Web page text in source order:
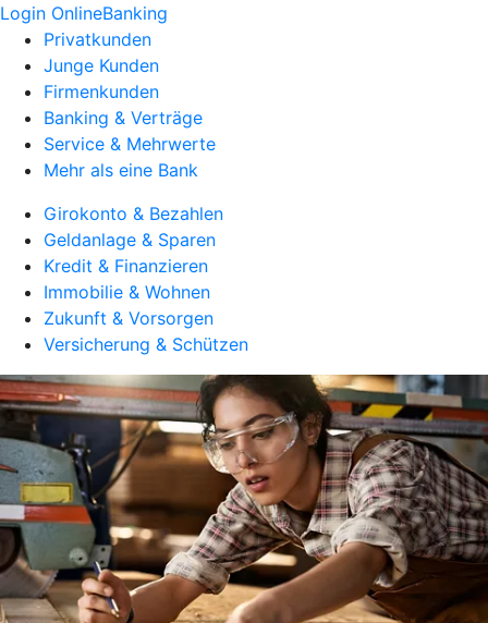
Login OnlineBanking
Privatkunden
Junge Kunden
Firmenkunden
Banking & Verträge
Service & Mehrwerte
Mehr als eine Bank
Girokonto & Bezahlen
Geldanlage & Sparen
Kredit & Finanzieren
Immobilie & Wohnen
Zukunft & Vorsorgen
Versicherung & Schützen